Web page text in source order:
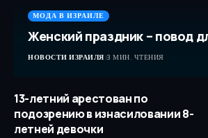
МОДА В ИЗРАИЛЕ
Женский праздник – повод
НОВОСТИ ИЗРАИЛЯ 3 МИН. ЧТЕНИЯ
13-летний арестован по
подозрению в изнасиловании 8-
летней девочки